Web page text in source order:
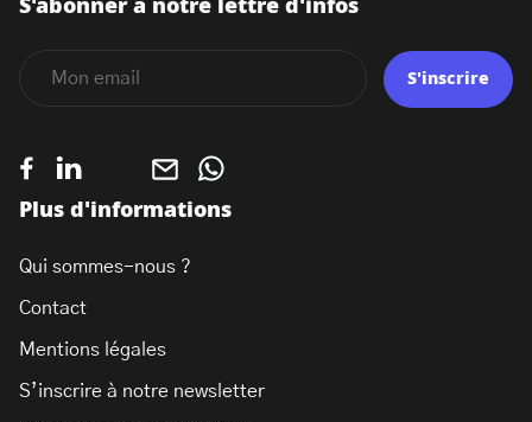
Plus d'informations
Qui sommes-nous ?
Contact
Mentions légales
S’inscrire à notre newsletter
S'abonner à notre lettre d'infos
S'inscrire